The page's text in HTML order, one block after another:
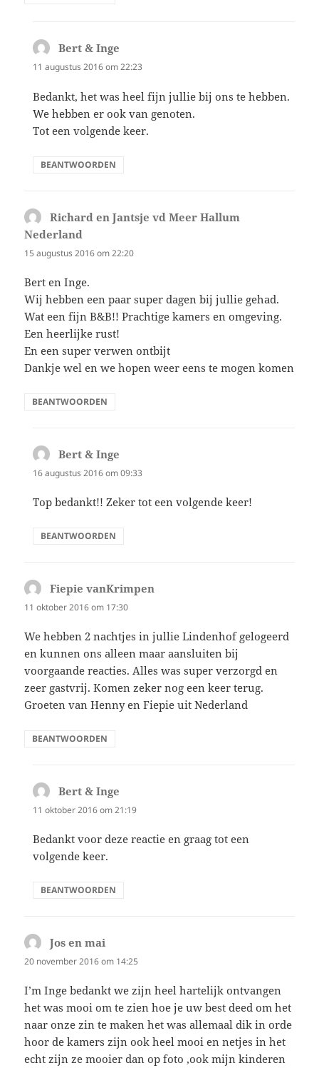
Bert & Inge
11 augustus 2016 om 22:23
Bedankt, het was heel fijn jullie bij ons te hebben.
We hebben er ook van genoten.
Tot een volgende keer.
BEANTWOORDEN
Richard en Jantsje vd Meer Hallum
Nederland
15 augustus 2016 om 22:20
Bert en Inge.
Wij hebben een paar super dagen bij jullie gehad.
Wat een fijn B&B!! Prachtige kamers en omgeving.
Een heerlijke rust!
En een super verwen ontbijt
Dankje wel en we hopen weer eens te mogen komen
BEANTWOORDEN
Bert & Inge
16 augustus 2016 om 09:33
Top bedankt!! Zeker tot een volgende keer!
BEANTWOORDEN
Fiepie vanKrimpen
11 oktober 2016 om 17:30
We hebben 2 nachtjes in jullie Lindenhof gelogeerd
en kunnen ons alleen maar aansluiten bij
voorgaande reacties. Alles was super verzorgd en
zeer gastvrij. Komen zeker nog een keer terug.
Groeten van Henny en Fiepie uit Nederland
BEANTWOORDEN
Bert & Inge
11 oktober 2016 om 21:19
Bedankt voor deze reactie en graag tot een
volgende keer.
BEANTWOORDEN
Jos en mai
20 november 2016 om 14:25
I’m Inge bedankt we zijn heel hartelijk ontvangen
het was mooi om te zien hoe je uw best deed om het
naar onze zin te maken het was allemaal dik in orde
hoor de kamers zijn ook heel mooi en netjes in het
echt zijn ze mooier dan op foto ,ook mijn kinderen